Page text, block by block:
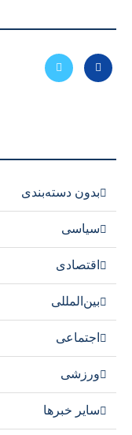
بدون دسته‌بندی
سیاسی
اقتصادی
بین‌المللی
اجتماعی
ورزشی
سایر خبرها